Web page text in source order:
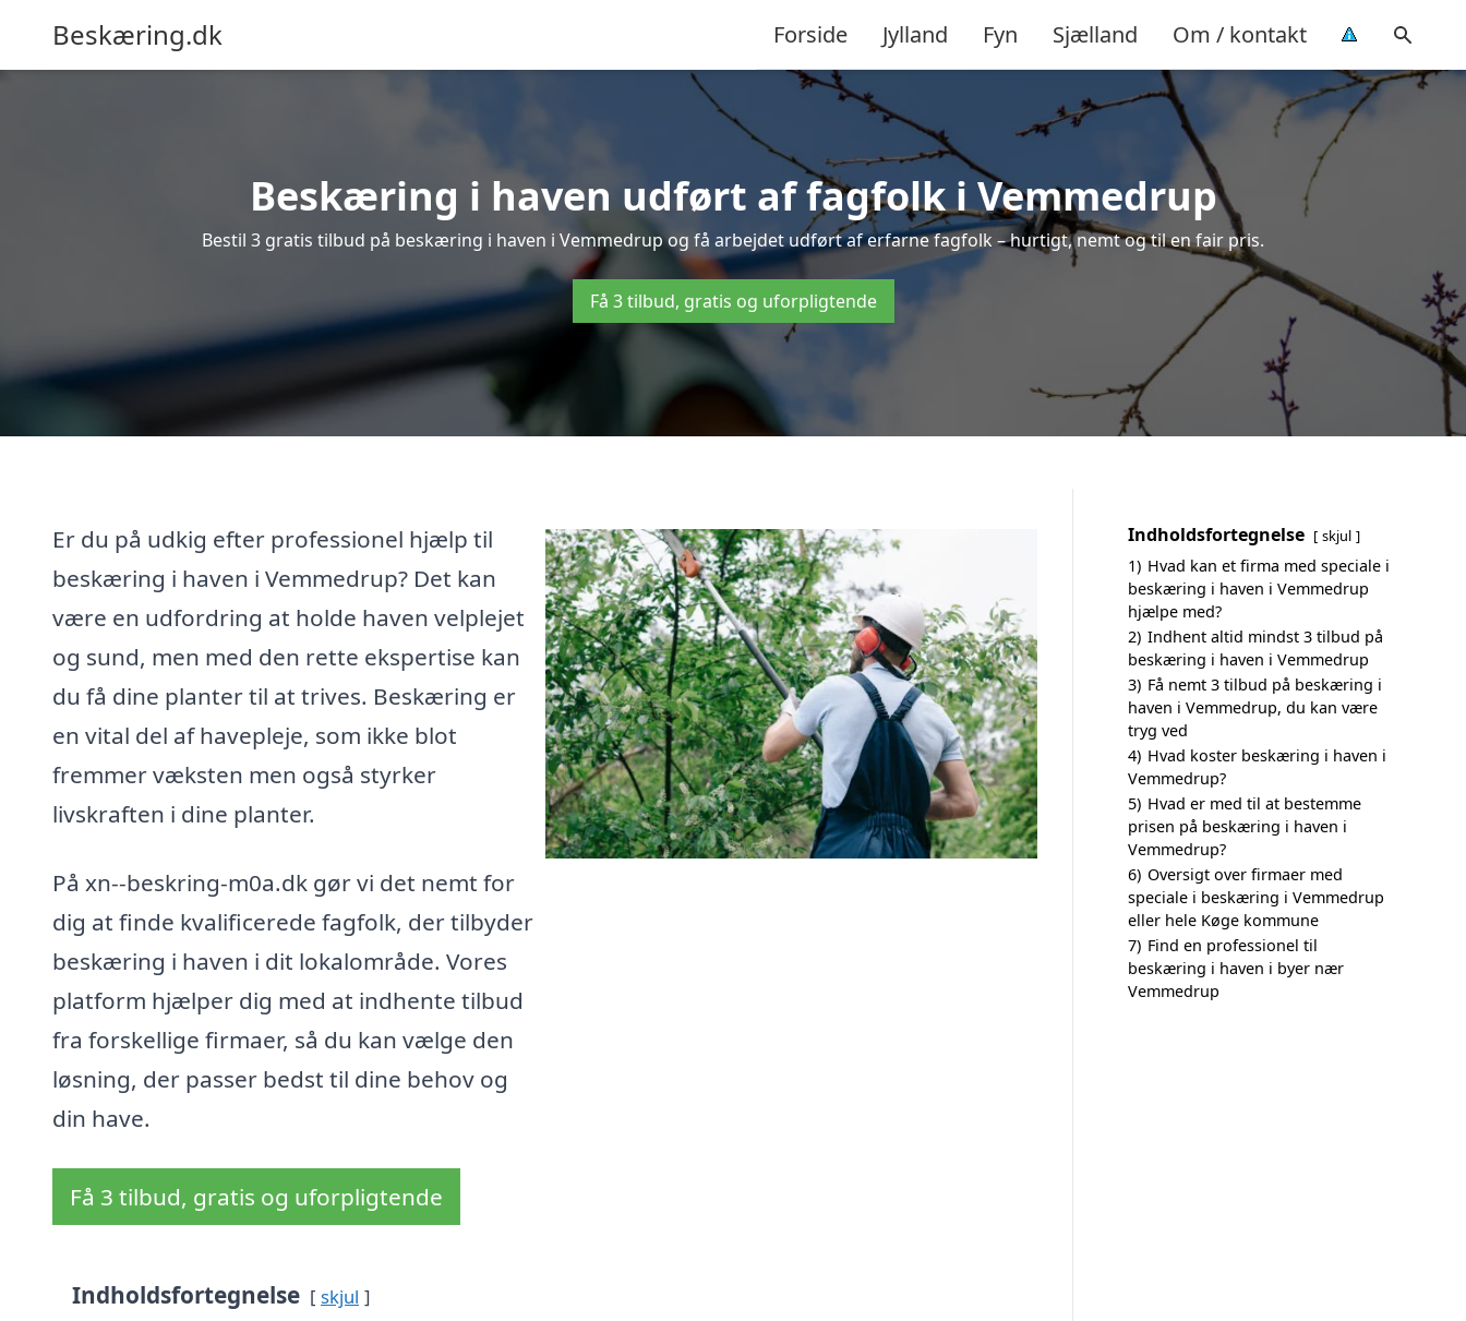
Beskæring.dk Forside Jylland Fyn Sjælland Om / kontakt
Beskæring i haven udført af fagfolk i Vemmedrup
Bestil 3 gratis tilbud på beskæring i haven i Vemmedrup og få arbejdet udført af erfarne fagfolk – hurtigt, nemt og til en fair pris.
Få 3 tilbud, gratis og uforpligtende
Er du på udkig efter professionel hjælp til
beskæring i haven i Vemmedrup? Det kan
være en udfordring at holde haven velplejet
og sund, men med den rette ekspertise kan
du få dine planter til at trives. Beskæring er
en vital del af havepleje, som ikke blot
fremmer væksten men også styrker
livskraften i dine planter.
På xn--beskring-m0a.dk gør vi det nemt for
dig at finde kvalificerede fagfolk, der tilbyder
beskæring i haven i dit lokalområde. Vores
platform hjælper dig med at indhente tilbud
fra forskellige firmaer, så du kan vælge den
løsning, der passer bedst til dine behov og
din have.
Få 3 tilbud, gratis og uforpligtende
Indholdsfortegnelse skjul
Indholdsfortegnelse skjul
1) Hvad kan et firma med speciale i
beskæring i haven i Vemmedrup
hjælpe med?
2) Indhent altid mindst 3 tilbud på
beskæring i haven i Vemmedrup
3) Få nemt 3 tilbud på beskæring i
haven i Vemmedrup, du kan være
tryg ved
4) Hvad koster beskæring i haven i
Vemmedrup?
5) Hvad er med til at bestemme
prisen på beskæring i haven i
Vemmedrup?
6) Oversigt over firmaer med
speciale i beskæring i Vemmedrup
eller hele Køge kommune
7) Find en professionel til
beskæring i haven i byer nær
Vemmedrup